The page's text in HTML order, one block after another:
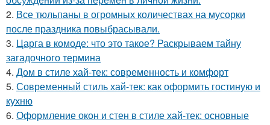
2. Все тюльпаны в огромных количествах на мусорки
после праздника повыбрасывали.
3. Царга в комоде: что это такое? Раскрываем тайну
загадочного термина
4. Дом в стиле хай-тек: современность и комфорт
5. Современный стиль хай-тек: как оформить гостиную и
кухню
6. Оформление окон и стен в стиле хай-тек: основные